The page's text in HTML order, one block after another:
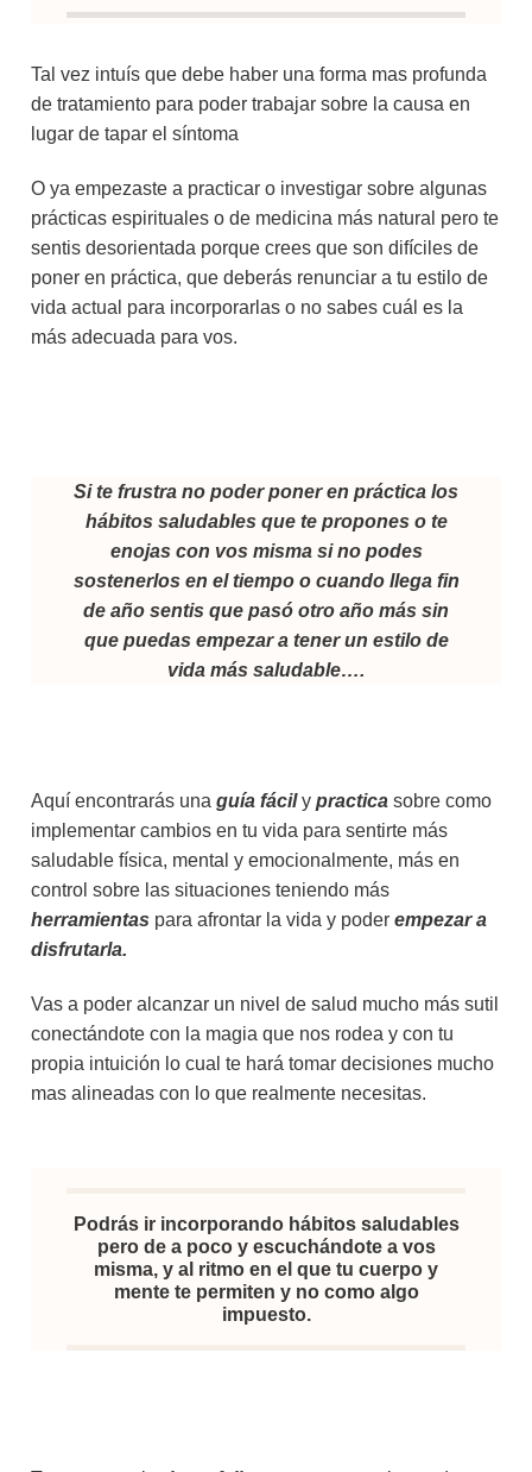
Tal vez intuís que debe haber una forma mas profunda
de tratamiento para poder trabajar sobre la causa en
lugar de tapar el síntoma
O ya empezaste a practicar o investigar sobre algunas
prácticas espirituales o de medicina más natural pero te
sentis desorientada porque crees que son difíciles de
poner en práctica, que deberás renunciar a tu estilo de
vida actual para incorporarlas o no sabes cuál es la
más adecuada para vos.
Si te frustra no poder poner en práctica los
hábitos saludables que te propones o te
enojas con vos misma si no podes
sostenerlos en el tiempo o cuando llega fin
de año sentis que pasó otro año más sin
que puedas empezar a tener un estilo de
vida más saludable….
Aquí encontrarás unaguía fácilypractica sobre como
implementar cambios en tu vida para sentirte más
saludable física, mental y emocionalmente, más en
control sobre las situaciones teniendo más
herramientas para afrontar la vida y poderempezar a
disfrutarla.
Vas a poder alcanzar un nivel de salud mucho más sutil
conectándote con la magia que nos rodea y con tu
propia intuición lo cual te hará tomar decisiones mucho
mas alineadas con lo que realmente necesitas.
Podrás ir incorporando hábitos saludables
pero de a poco y escuchándote a vos
misma, y al ritmo en el que tu cuerpo y
mente te permiten y no como algo
impuesto.